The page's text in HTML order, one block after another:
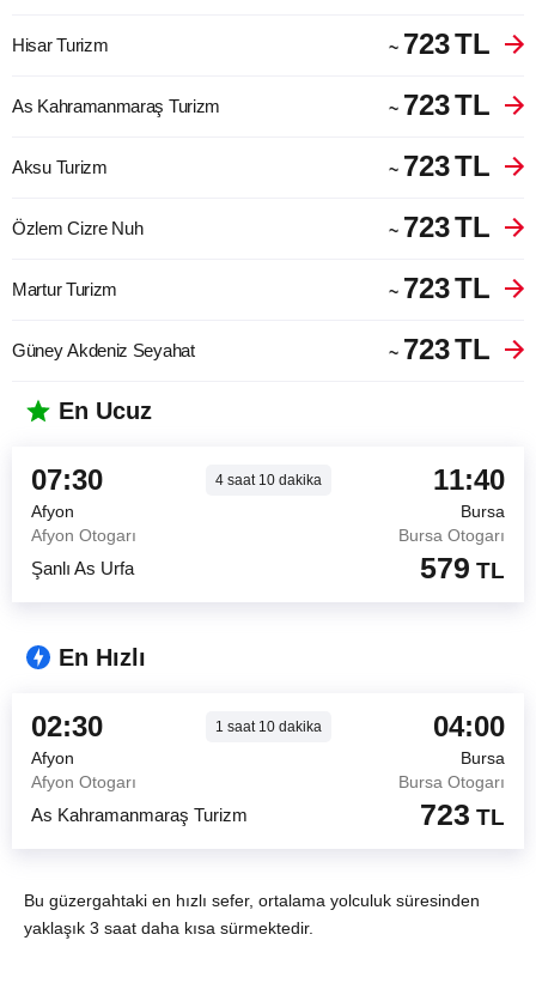
Hisar Turizm ~ 723TL
As Kahramanmaraş Turizm ~ 723TL
Aksu Turizm ~ 723TL
Özlem Cizre Nuh ~ 723TL
Martur Turizm ~ 723TL
Güney Akdeniz Seyahat ~ 723TL
En Ucuz
07:30 4saat10dakika 11:40
Afyon
Bursa
Afyon Otogarı
Bursa Otogarı
Şanlı As Urfa 579 TL
En Hızlı
02:30 1 saat10dakika 04:00
Afyon
Bursa
Afyon Otogarı
Bursa Otogarı
As Kahramanmaraş Turizm 723 TL
Bu güzergahtaki en hızlı sefer, ortalama yolculuk süresinden
yaklaşık 3 saat daha kısa sürmektedir.